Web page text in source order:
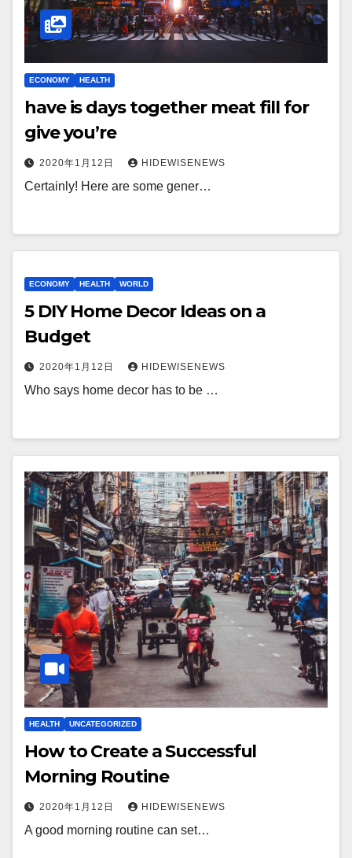
ECONOMY HEALTH
have is days together meat fill for
give you’re
2020年1月12日 HIDEWISENEWS
Certainly! Here are some gener…
ECONOMY HEALTH WORLD
5 DIY Home Decor Ideas on a
Budget
2020年1月12日 HIDEWISENEWS
Who says home decor has to be …
HEALTH UNCATEGORIZED
How to Create a Successful
Morning Routine
2020年1月12日 HIDEWISENEWS
A good morning routine can set…